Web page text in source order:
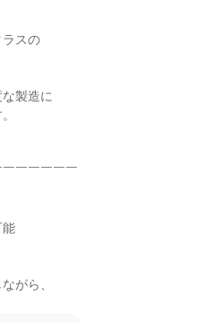
スの
製造に
￣￣￣￣￣
能
がら、